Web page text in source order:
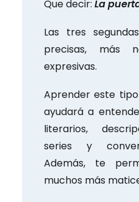
Que decir: La
Las tres
precisas, más
expresivas.
Aprender este
ayudará a
literarios,
series y
Además, te
muchos más